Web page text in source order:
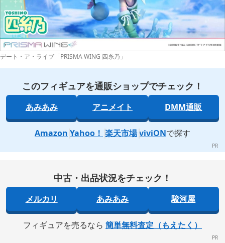
デート・ア・ライブ「PRISMA WING 四糸乃」
このフィギュアを通販ショップでチェック！
あみあみ アニメイト DMM通販
Amazon Yahoo！ 楽天市場 viviONで探す
中古・出品状況をチェック！
メルカリ あみあみ 駿河屋
フィギュアを売るなら 簡単無料査定（もえたく）